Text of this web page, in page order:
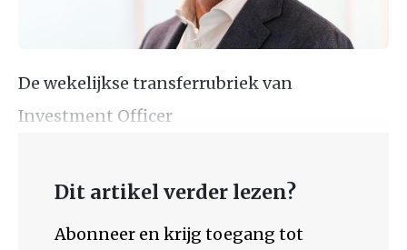
De wekelijkse transferrubriek van
Investment Officer
Dit artikel verder lezen?
Abonneer en krijg toegang tot